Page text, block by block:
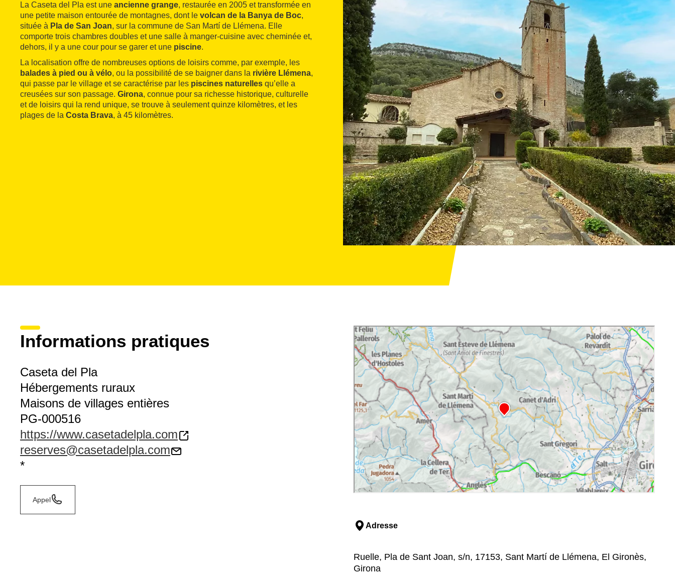
La Caseta del Pla est une ancienne grange, restaurée en 2005 et transformée en
une petite maison entourée de montagnes, dont le volcan de la Banya de Boc,
située à Pla de San Joan, sur la commune de San Martí de Llémena. Elle
comporte trois chambres doubles et une salle à manger-cuisine avec cheminée et,
dehors, il y a une cour pour se garer et une piscine.
La localisation offre de nombreuses options de loisirs comme, par exemple, les
balades à pied ou à vélo, ou la possibilité de se baigner dans la rivière Llémena,
qui passe par le village et se caractérise par les piscines naturelles qu’elle a
creusées sur son passage. Girona, connue pour sa richesse historique, culturelle
et de loisirs qui la rend unique, se trouve à seulement quinze kilomètres, et les
plages de la Costa Brava, à 45 kilomètres.
Informations pratiques
Caseta del Pla
Hébergements ruraux
Maisons de villages entières
PG-000516
https://www.casetadelpla.com
reserves@casetadelpla.com
*
Appel
Adresse
Ruelle, Pla de Sant Joan, s/n, 17153, Sant Martí de Llémena, El Gironès,
Girona